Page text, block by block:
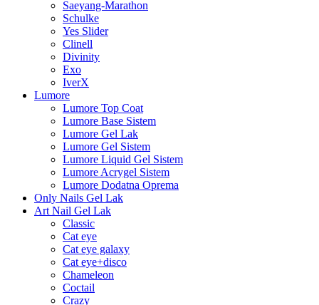
Saeyang-Marathon
Schulke
Yes Slider
Clinell
Divinity
Exo
IverX
Lumore
Lumore Top Coat
Lumore Base Sistem
Lumore Gel Lak
Lumore Gel Sistem
Lumore Liquid Gel Sistem
Lumore Acrygel Sistem
Lumore Dodatna Oprema
Only Nails Gel Lak
Art Nail Gel Lak
Classic
Cat eye
Cat eye galaxy
Cat eye+disco
Chameleon
Coctail
Crazy